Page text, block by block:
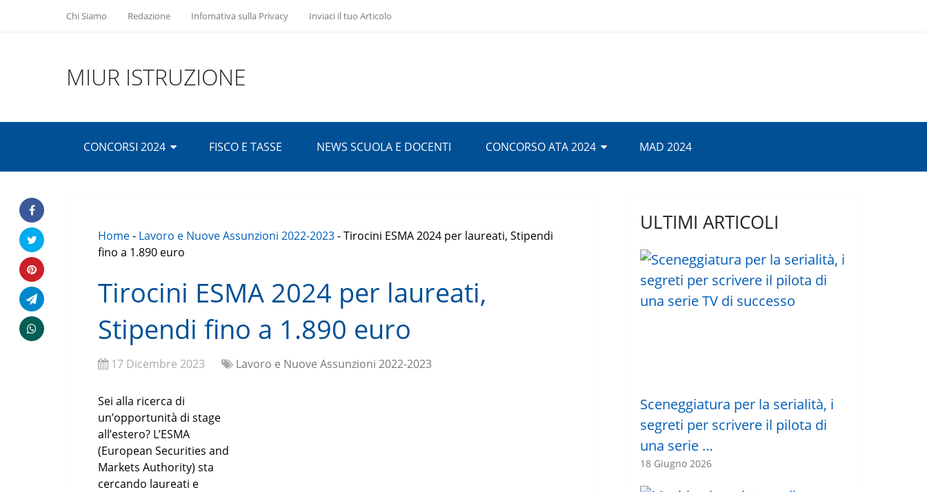
Chi Siamo Redazione Infomativa sulla Privacy Inviaci il tuo Articolo
MIUR ISTRUZIONE
CONCORSI 2024 FISCO E TASSE NEWS SCUOLA E DOCENTI CONCORSO ATA 2024 MAD 2024
Home- Lavoro e Nuove Assunzioni 2022-2023-Tirocini ESMA 2024 per laureati, Stipendi
fino a 1.890 euro
Tirocini ESMA 2024 per laureati,
Stipendi fino a 1.890 euro
17 Dicembre 2023 Lavoro e Nuove Assunzioni 2022-2023
Sei alla ricerca di
un’opportunità di stage
all’estero? L’ESMA
(European Securities and
Markets Authority) sta
cercando laureati e
ULTIMI ARTICOLI
Sceneggiatura per la serialità, i
segreti per scrivere il pilota di
una serie …
18 Giugno 2026